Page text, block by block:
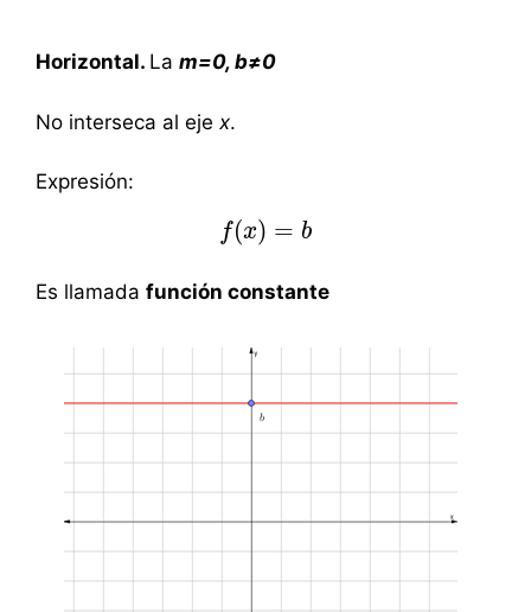
Horizontal. La m=0, b≠0
No interseca al eje x.
Expresión:
f(x) = b
f(x) =b
Es llamada función constante